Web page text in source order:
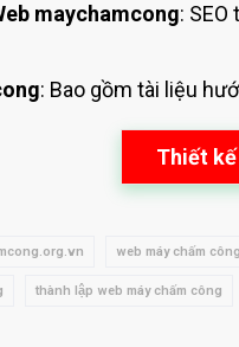
maychamcong:
: Bao gồm tài liệu
Thiết
web máy chấm công
thành lập web máy chấm công